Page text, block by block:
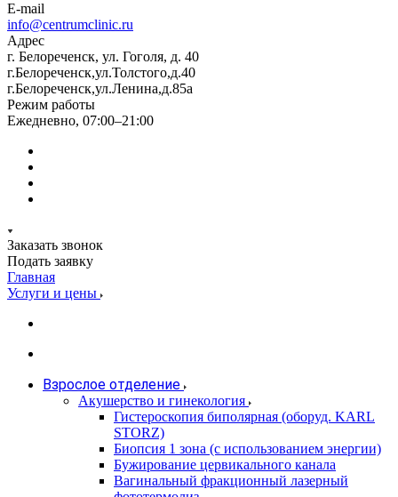
E-mail
info@centrumclinic.ru
Адрес
г. Белореченск, ул. Гоголя, д. 40
г.Белореченск,ул.Толстого,д.40
г.Белореченск,ул.Ленина,д.85а
Режим работы
Ежедневно, 07:00–21:00
Заказать звонок
Подать заявку
Главная
Услуги и цены
Взрослое отделение
Акушерство и гинекология
Гистероскопия биполярная (оборуд. KARL
STORZ)
Биопсия 1 зона (с использованием энергии)
Бужирование цервикального канала
Вагинальный фракционный лазерный